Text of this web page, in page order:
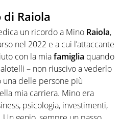
Raiola
un ricordo a Mino Raiola,
nel 2022 e a cui l’attaccante
con la miafamiglia quando
– non riuscivo a vederlo
una delle persone più
mia carriera. Mino era
psicologia, investimenti,